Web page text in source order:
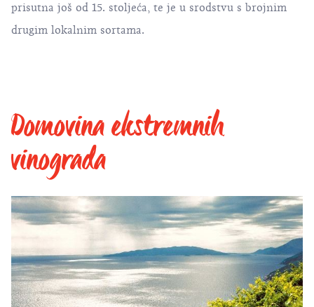
prisutna još od 15. stoljeća, te je u srodstvu s brojnim
drugim lokalnim sortama.
Domovina ekstremnih
vinograda